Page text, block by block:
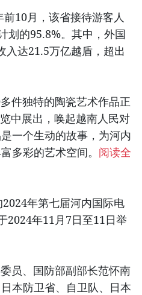
10月，该省接待游客人
划的95.8%。其中，外国
入达21.5万亿越盾，超出
件独特的陶瓷艺术作品正
中展出，唤起越南人民对
一个生动的故事，为河内
多彩的艺术空间。 阅读全
2024年第七届河内国际电
年11月7日至11日举
员、国防部副部长范怀南
本防卫省、自卫队、日本